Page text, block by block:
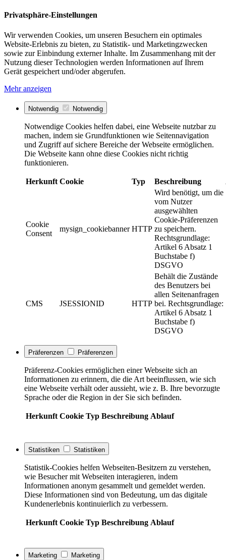
Privatsphäre-Einstellungen
Wir verwenden Cookies, um unseren Besuchern ein optimales
Website-Erlebnis zu bieten, zu Statistik- und Marketingzwecken
sowie zur Einbindung externer Inhalte. Im Zusammenhang mit der
Nutzung dieser Technologien werden Informationen auf Ihrem
Gerät gespeichert und/oder abgerufen.
Mehr anzeigen
Notwendig Notwendig
Notwendige Cookies helfen dabei, eine Webseite nutzbar zu
machen, indem sie Grundfunktionen wie Seitennavigation
und Zugriff auf sichere Bereiche der Webseite ermöglichen.
Die Webseite kann ohne diese Cookies nicht richtig
funktionieren.
Herkunft Cookie Typ Beschreibung
Cookie
Consent
mysign_cookiebanner HTTP
Wird benötigt, um die
vom Nutzer
ausgewählten
Cookie-Präferenzen
zu speichern.
Rechtsgrundlage:
Artikel 6 Absatz 1
Buchstabe f)
DSGVO
CMS JSESSIONID HTTP
Behält die Zustände
des Benutzers bei
allen Seitenanfragen
bei. Rechtsgrundlage:
Artikel 6 Absatz 1
Buchstabe f)
DSGVO
Präferenzen Präferenzen
Präferenz-Cookies ermöglichen einer Webseite sich an
Informationen zu erinnern, die die Art beeinflussen, wie sich
eine Webseite verhält oder aussieht, wie z. B. Ihre bevorzugte
Sprache oder die Region in der Sie sich befinden.
Herkunft Cookie Typ Beschreibung Ablauf
Statistiken Statistiken
Statistik-Cookies helfen Webseiten-Besitzern zu verstehen,
wie Besucher mit Webseiten interagieren, indem
Informationen anonym gesammelt und gemeldet werden.
Diese Informationen sind von Bedeutung, um das digitale
Kundenerlebnis kontinuierlich zu verbessern.
Herkunft Cookie Typ Beschreibung Ablauf
Marketing Marketing